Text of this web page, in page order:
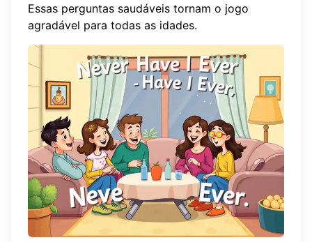
Essas perguntas saudáveis tornam o jogo
agradável para todas as idades.